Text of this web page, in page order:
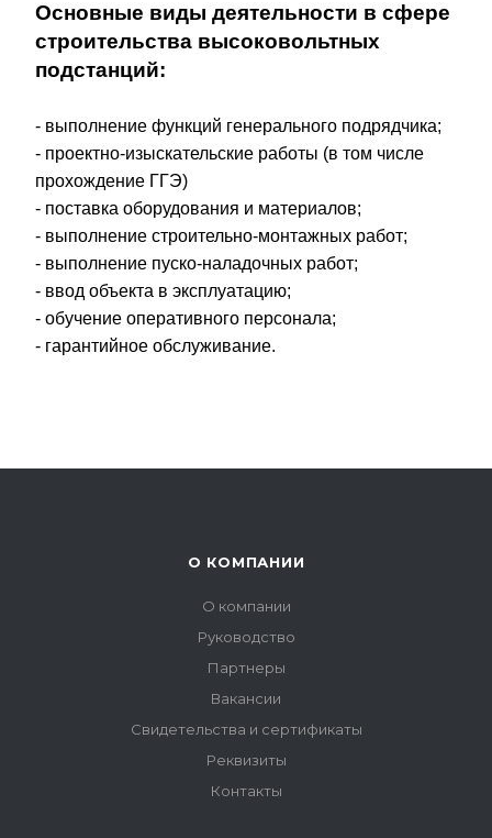
Основные виды деятельности в сфере
строительства высоковольтных
подстанций:
- выполнение функций генерального подрядчика;
- проектно-изыскательские работы (в том числе
прохождение ГГЭ)
- поставка оборудования и материалов;
- выполнение строительно-монтажных работ;
- выполнение пуско-наладочных работ;
- ввод объекта в эксплуатацию;
- обучение оперативного персонала;
- гарантийное обслуживание.
О КОМПАНИИ
О компании
Руководство
Партнеры
Вакансии
Свидетельства и сертификаты
Реквизиты
Контакты